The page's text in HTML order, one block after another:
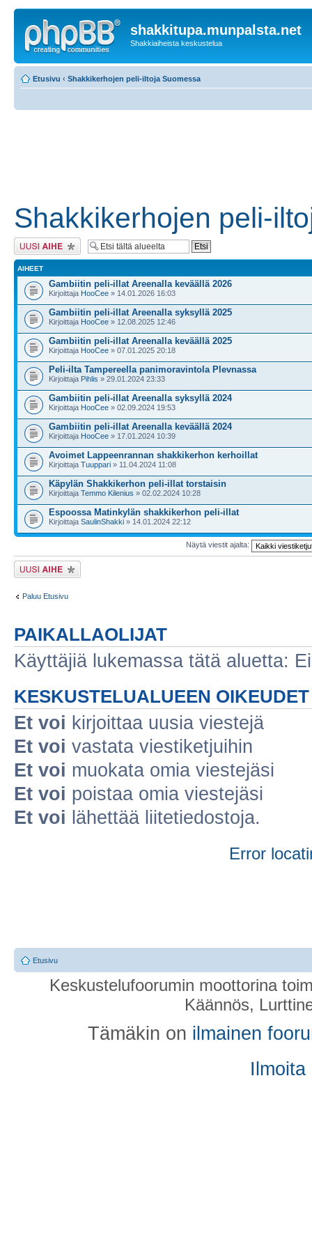
shakkitupa.munpalsta.net
Shakkiaiheista keskustelua
Etusivu ‹ Shakkikerhojen peli-iltoja Suomessa
Shakkikerhojen peli-
Lähetä uusi viesti
AIHEET
Gambiitin peli-illat Areenalla keväällä 2026
Kirjoittaja HooCee » 14.01.2026 16:03
Gambiitin peli-illat Areenalla syksyllä 2025
Kirjoittaja HooCee » 12.08.2025 12:46
Gambiitin peli-illat Areenalla keväällä 2025
Kirjoittaja HooCee » 07.01.2025 20:18
Peli-ilta Tampereella panimoravintola Plevnassa
Kirjoittaja Pihlis » 29.01.2024 23:33
Gambiitin peli-illat Areenalla syksyllä 2024
Kirjoittaja HooCee » 02.09.2024 19:53
Gambiitin peli-illat Areenalla keväällä 2024
Kirjoittaja HooCee » 17.01.2024 10:39
Avoimet Lappeenrannan shakkikerhon kerhoillat
Kirjoittaja Tuuppari » 11.04.2024 11:08
Käpylän Shakkikerhon peli-illat torstaisin
Kirjoittaja Temmo Kilenius » 02.02.2024 10:28
Espoossa Matinkylän shakkikerhon peli-illat
Kirjoittaja SaulinShakki » 14.01.2024 22:12
Näytä viestit ajalta:
Lähetä uusi viesti
Paluu Etusivu
PAIKALLAOLIJAT
Käyttäjiä lukemassa tätä aluetta:
KESKUSTELUALUEEN OIKEUDET
Et voi kirjoittaa uusia viestejä
Et voi vastata viestiketjuihin
Et voi muokata omia viestejäsi
Et voi poistaa omia viestejäsi
Et voi lähettää liitetiedostoja.
Error
Etusivu
Keskustelufoorumin moottorina
Käännös,
Tämäkin on ilmainen